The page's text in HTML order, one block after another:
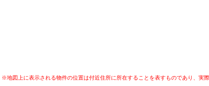
※地図上に表示される物件の位置は付近住所に所在することを表すものであり、実